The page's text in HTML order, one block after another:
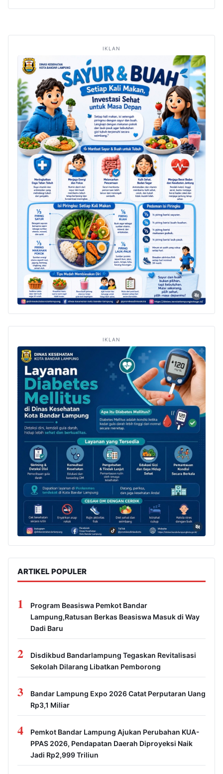
IKLAN
IKLAN
ARTIKEL POPULER
1
Program Beasiswa Pemkot Bandar
Lampung,Ratusan Berkas Beasiswa Masuk di Way
Dadi Baru
2
Disdikbud Bandarlampung Tegaskan Revitalisasi
Sekolah Dilarang Libatkan Pemborong
3
Bandar Lampung Expo 2026 Catat Perputaran Uang
Rp3,1 Miliar
4
Pemkot Bandar Lampung Ajukan Perubahan KUA-
PPAS 2026, Pendapatan Daerah Diproyeksi Naik
Jadi Rp2,999 Triliun